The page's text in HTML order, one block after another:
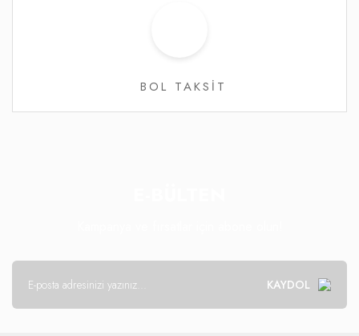
BOL TAKSİT
KAYDOL